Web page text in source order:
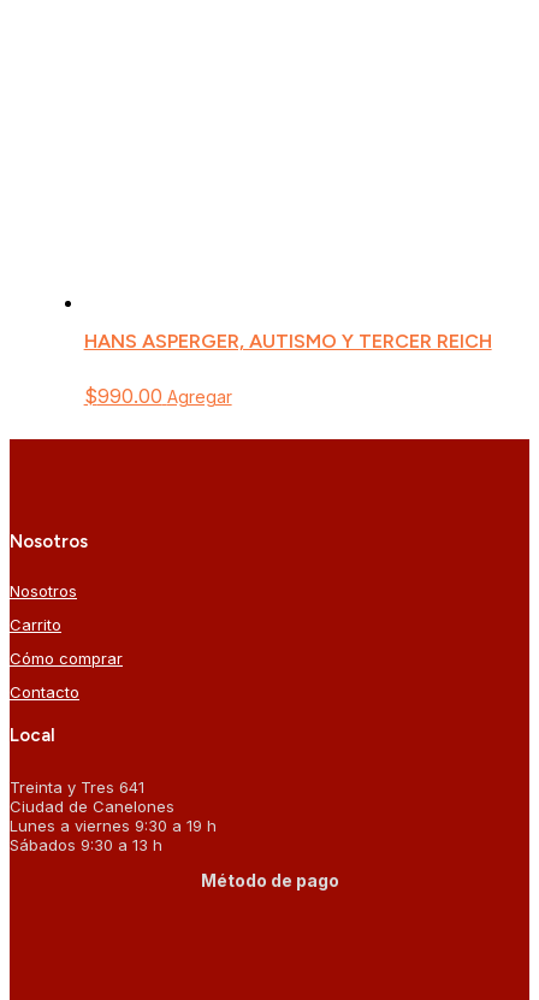
HANS ASPERGER, AUTISMO Y TERCER REICH
$990.00 Agregar
Nosotros
Nosotros
Carrito
Cómo comprar
Contacto
Local
Treinta y Tres 641
Ciudad de Canelones
Lunes a viernes 9:30 a 19 h
Sábados 9:30 a 13 h
Método de pago